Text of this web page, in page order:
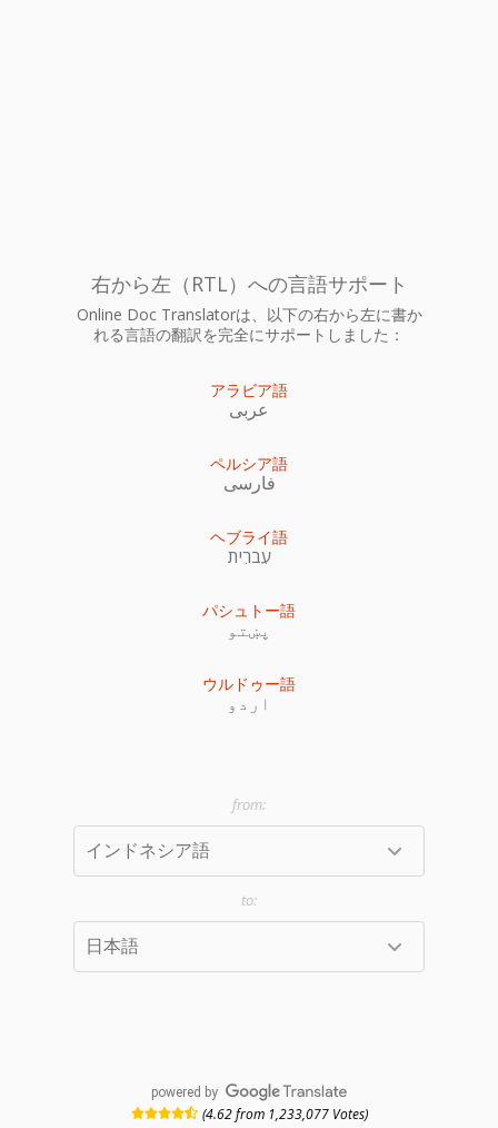
右から左（RTL）への言語サポート
Online Doc Translatorは、以下の右から左に書か
れる言語の翻訳を完全にサポートしました：
アラビア語
عربى
ペルシア語
فارسی
ヘブライ語
עִברִית
パシュトー語
پښتو
ウルドゥー語
اردو
powered by
(4.62 from 1,233,077 Votes)